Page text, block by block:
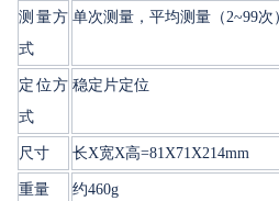
测量方
式
单次测量，平均测量（2~99次
定位方
式
稳定片定位
尺寸 长X宽X高=81X71X214mm
重量 约460g